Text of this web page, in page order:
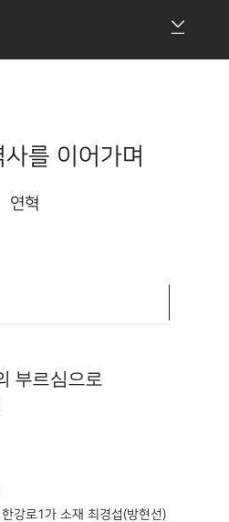
를 이어가며
연혁
부르심으로
강로1가 소재 최경섭(방현선)